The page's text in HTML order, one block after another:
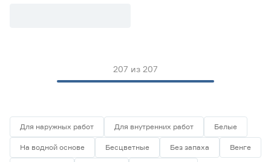
207 из 207
Для наружных работ Для внутренних работ Белые
На водной основе Бесцветные Без запаха Венге